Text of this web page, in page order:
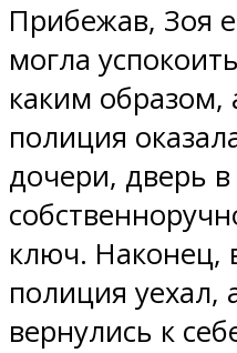
Прибежав, Зоя
могла
каким образом,
полиция
дочери, дверь
ключ. Наконец,
полиция уехал,
вернулись к